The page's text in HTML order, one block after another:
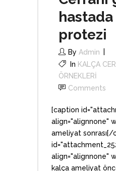
protezi
By Admin
In KALÇA
ÖRNEKLERİ
Comments
[caption
align="alignnone"
ameliyat
align="alignnone"
kalça ameliyat